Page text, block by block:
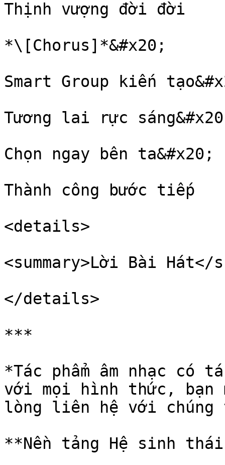
Thịnh vượng đời đời
*\[Chorus]*&#x20;
Smart Group kiến
Tương lai rực
Chọn ngay bên ta&#x20;
Thành công bước tiếp
<details>
<summary>Lời Bài Hát</
</details>
***
*Tác phẩm âm nhạc có
với mọi hình thức, bạn
lòng liên hệ với
**Nền tảng Hệ sinh